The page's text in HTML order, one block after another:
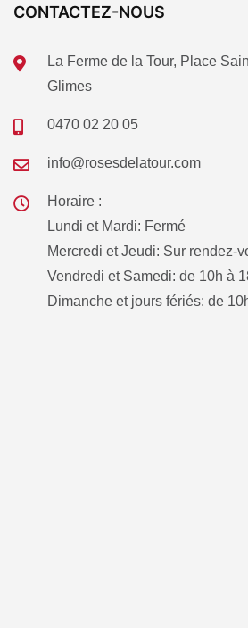
CONTACTEZ-NOUS
La Ferme de la Tour, Place
Glimes
0470 02 20 05
info@rosesdelatour.com
Horaire :
Lundi et Mardi: Fermé
Mercredi et Jeudi: Sur rendez-
Vendredi et Samedi: de 10h à
Dimanche et jours fériés: de